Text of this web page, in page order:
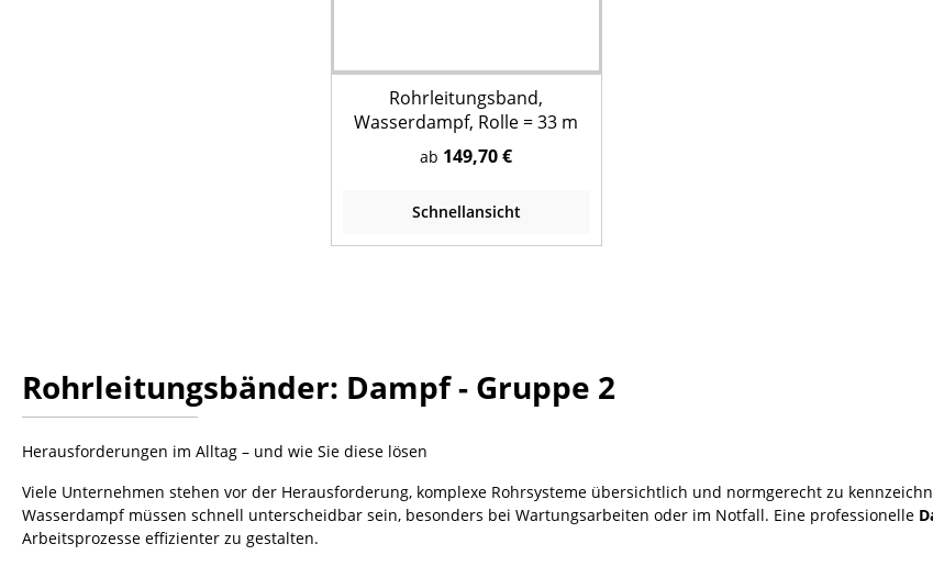
Rohrleitungsband,
Wasserdampf, Rolle = 33 m
ab 149,70 €
Schnellansicht
Rohrleitungsbänder: Dampf - Gruppe 2
Herausforderungen im Alltag – und wie Sie diese lösen
Viele Unternehmen stehen vor der Herausforderung, komplexe Rohrsysteme übersichtlich und normgerecht zu
Wasserdampf müssen schnell unterscheidbar sein, besonders bei Wartungsarbeiten oder im Notfall. Eine professionelle
Arbeitsprozesse effizienter zu gestalten.